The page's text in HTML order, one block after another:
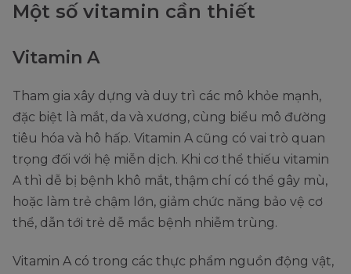
Một số vitamin cần thiết
Vitamin A
Tham gia xây dựng và duy trì các mô khỏe mạnh,
đặc biệt là mắt, da và xương, cùng biểu mô đường
tiêu hóa và hô hấp. Vitamin A cũng có vai trò quan
trọng đối với hệ miễn dịch. Khi cơ thể thiếu vitamin
A thì dễ bị bệnh khô mắt, thậm chí có thể gây mù,
hoặc làm trẻ chậm lớn, giảm chức năng bảo vệ cơ
thể, dẫn tới trẻ dễ mắc bệnh nhiễm trùng.
Vitamin A có trong các thực phẩm nguồn động vật,